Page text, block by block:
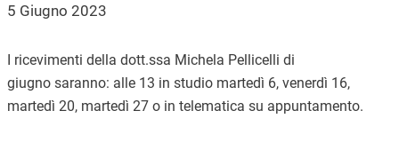
5 Giugno 2023
I ricevimenti della dott.ssa Michela Pellicelli di
giugno saranno: alle 13 in studio martedì 6, venerdì 16,
martedì 20, martedì 27 o in telematica su appuntamento.